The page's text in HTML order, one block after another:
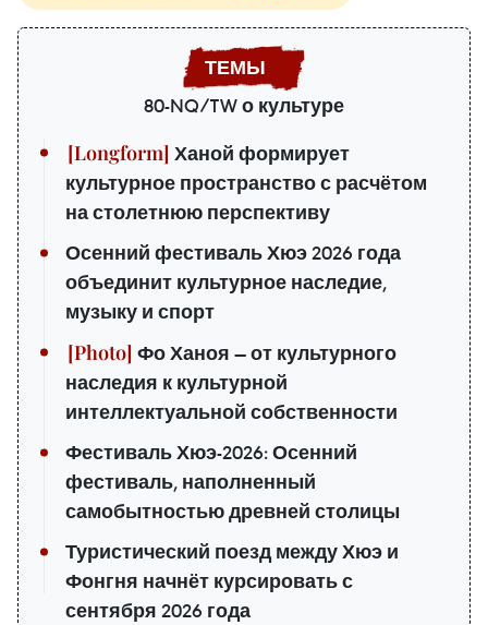
80-NQ/TW о культуре
Ханой формирует
культурное пространство с расчётом
на столетнюю перспективу
Осенний фестиваль Хюэ 2026 года
объединит культурное наследие,
музыку и спорт
Фо Ханоя — от культурного
наследия к культурной
интеллектуальной собственности
Фестиваль Хюэ-2026: Осенний
фестиваль, наполненный
самобытностью древней столицы
Туристический поезд между Хюэ и
Фонгня начнёт курсировать с
сентября 2026 года